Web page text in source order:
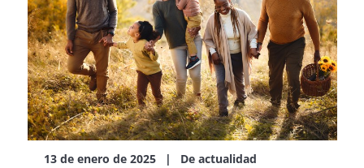
13 de enero de 2025 De actualidad